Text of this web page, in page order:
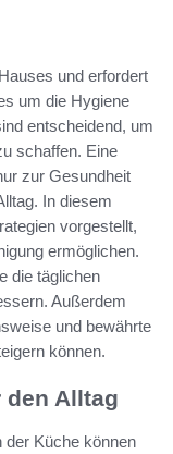
und erfordert
um die Hygiene
entscheidend, um
schaffen. Eine
zur Gesundheit
In diesem
vorgestellt,
ermöglichen.
die täglichen
Außerdem
und bewährte
können.
Alltag
der Küche können